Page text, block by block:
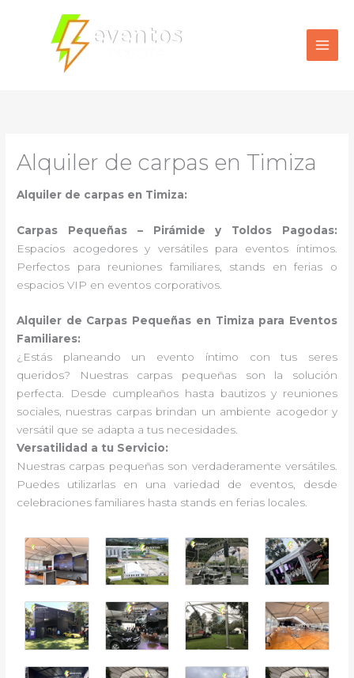
contenido
Alquiler de carpas en Timiza
Alquiler de carpas en Timiza:
Carpas Pequeñas – Pirámide y Toldos Pagodas:
Espacios acogedores y versátiles para eventos íntimos.
Perfectos para reuniones familiares, stands en ferias o
espacios VIP en eventos corporativos.
Alquiler de Carpas Pequeñas en Timiza para Eventos
Familiares:
¿Estás planeando un evento íntimo con tus seres
queridos? Nuestras carpas pequeñas son la solución
perfecta. Desde cumpleaños hasta bautizos y reuniones
sociales, nuestras carpas brindan un ambiente acogedor y
versátil que se adapta a tus necesidades.
Versatilidad a tu Servicio:
Nuestras carpas pequeñas son verdaderamente versátiles.
Puedes utilizarlas en una variedad de eventos, desde
celebraciones familiares hasta stands en ferias locales.